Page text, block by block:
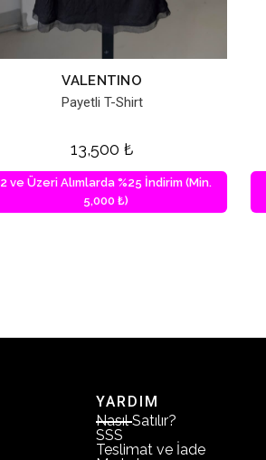
VALENTINO
Payetli T-Shirt
13,500 ₺
2 ve Üzeri Alımlarda %25 İndirim (Min.
5,000 ₺)
YARDIM
Nasıl Satılır?
SSS
Teslimat ve İade